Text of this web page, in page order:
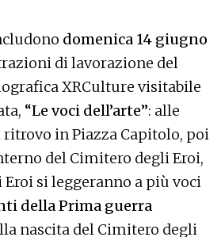
domenica 14 giugno
di lavorazione del
XRCulture visitabile
“Le voci dell’arte”: alle
ritrovo in Piazza Capitolo, poi
del Cimitero degli Eroi,
si leggeranno a più voci
della Prima guerra
nascita del Cimitero degli